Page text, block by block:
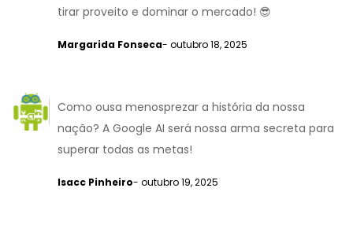
tirar proveito e dominar o mercado! 😎
Margarida Fonseca- outubro 18, 2025
Como ousa menosprezar a história da nossa
nação? A Google AI será nossa arma secreta para
superar todas as metas!
Isacc Pinheiro- outubro 19, 2025